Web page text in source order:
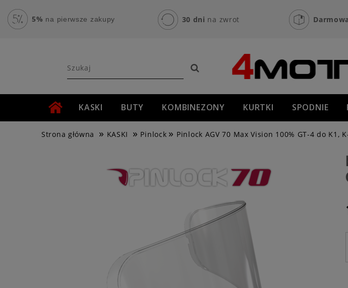
5% na pierwsze zakupy 30 dni na zwrot
KASKI BUTY KOMBINEZONY KURTKI SPODNIE
AKCESORIA MOTOCYKLOWE ROWER OFF-ROAD NOWOŚCI
Strona główna » KASKI » Pinlock » Pinlock AGV 70 Max Vision 100% GT-4 do K1,